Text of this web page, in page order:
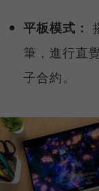
平板模式：
筆，進行直
子合約。